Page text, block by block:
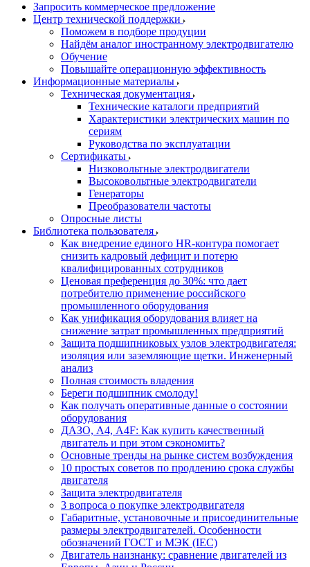
Запросить коммерческое предложение
Центр технической поддержки
Поможем в подборе продуции
Найдём аналог иностранному электродвигателю
Обучение
Повышайте операционную эффективность
Информационные материалы
Техническая документация
Технические каталоги предприятий
Характеристики электрических машин по
сериям
Руководства по эксплуатации
Сертификаты
Низковольтные электродвигатели
Высоковольтные электродвигатели
Генераторы
Преобразователи частоты
Опросные листы
Библиотека пользователя
Как внедрение единого HR-контура помогает
снизить кадровый дефицит и потерю
квалифицированных сотрудников
Ценовая преференция до 30%: что дает
потребителю применение российского
промышленного оборудования
Как унификация оборудования влияет на
снижение затрат промышленных предприятий
Защита подшипниковых узлов электродвигателя:
изоляция или заземляющие щетки. Инженерный
анализ
Полная стоимость владения
Береги подшипник смолоду!
Как получать оперативные данные о состоянии
оборудования
ДАЗО, А4, А4F: Как купить качественный
двигатель и при этом сэкономить?
Основные тренды на рынке систем возбуждения
10 простых советов по продлению срока службы
двигателя
Защита электродвигателя
3 вопроса о покупке электродвигателя
Габаритные, установочные и присоединительные
размеры электродвигателей. Особенности
обозначений ГОСТ и МЭК (IEC)
Двигатель наизнанку: сравнение двигателей из